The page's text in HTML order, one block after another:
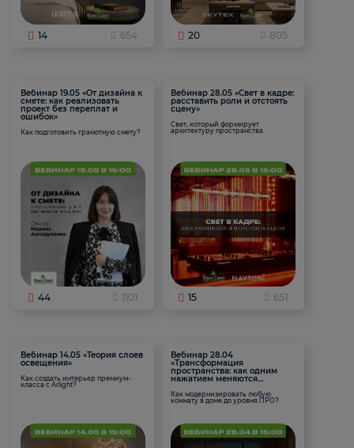
14 654 20 805
Вебинар 19.05 «От дизайна к
смете: как реализовать
проект без переплат и
ошибок»
Как подготовить грамотную смету?
44 1101
Вебинар 28.05 «Свет в кадре:
расставить роли и отстоять
сцену»
Свет, который формирует
архитектуру пространства.
15 651
Вебинар 14.05 «Теория слоев
освещения»
Как создать интерьер премиум-
класса с Arlight?
Вебинар 28.04
«Трансформация
пространства: как одним
нажатием меняются
Как модернизировать любую
комнату в доме до уровня ПРО?